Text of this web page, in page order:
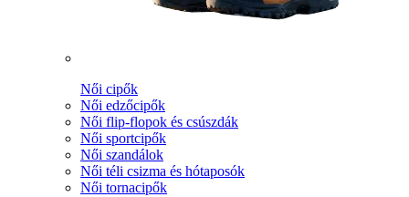
Női cipők
Női edzőcipők
Női flip-flopok és csúszdák
Női sportcipők
Női szandálok
Női téli csizma és hótaposók
Női tornacipők